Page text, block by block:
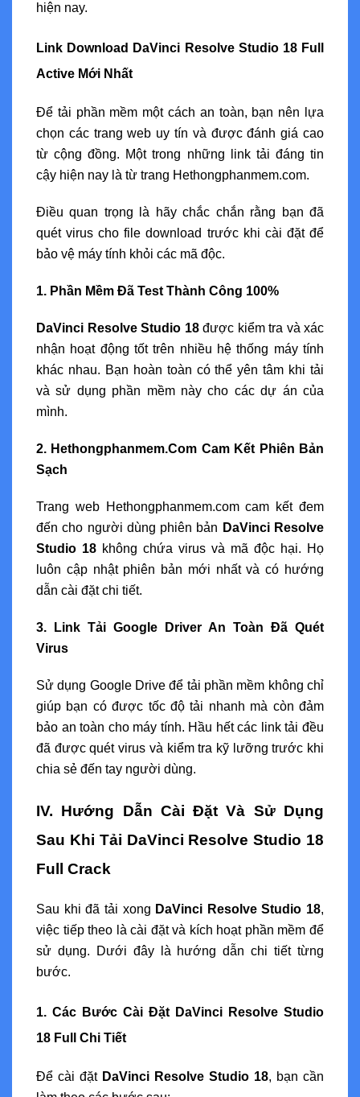
hiện nay.
Link Download DaVinci Resolve Studio 18 Full
Active Mới Nhất
Để tải phần mềm một cách an toàn, bạn nên lựa
chọn các trang web uy tín và được đánh giá cao
từ cộng đồng. Một trong những link tải đáng tin
cậy hiện nay là từ trang Hethongphanmem.com.
Điều quan trọng là hãy chắc chắn rằng bạn đã
quét virus cho file download trước khi cài đặt để
bảo vệ máy tính khỏi các mã độc.
1. Phần Mềm Đã Test Thành Công 100%
DaVinci Resolve Studio 18được kiểm tra và xác
nhận hoạt động tốt trên nhiều hệ thống máy tính
khác nhau. Bạn hoàn toàn có thể yên tâm khi tải
và sử dụng phần mềm này cho các dự án của
mình.
2. Hethongphanmem.Com Cam Kết Phiên Bản
Sạch
Trang web Hethongphanmem.com cam kết đem
đến cho người dùng phiên bản DaVinci Resolve
Studio 18 không chứa virus và mã độc hại. Họ
luôn cập nhật phiên bản mới nhất và có hướng
dẫn cài đặt chi tiết.
3. Link Tải Google Driver An Toàn Đã Quét
Virus
Sử dụng Google Drive để tải phần mềm không chỉ
giúp bạn có được tốc độ tải nhanh mà còn đảm
bảo an toàn cho máy tính. Hầu hết các link tải đều
đã được quét virus và kiểm tra kỹ lưỡng trước khi
chia sẻ đến tay người dùng.
IV. Hướng Dẫn Cài Đặt Và Sử Dụng
Sau Khi Tải DaVinci Resolve Studio 18
Full Crack
Sau khi đã tải xong DaVinci Resolve Studio 18,
việc tiếp theo là cài đặt và kích hoạt phần mềm để
sử dụng. Dưới đây là hướng dẫn chi tiết từng
bước.
1. Các Bước Cài Đặt DaVinci Resolve Studio
18 Full Chi Tiết
Để cài đặt DaVinci Resolve Studio 18, bạn cần